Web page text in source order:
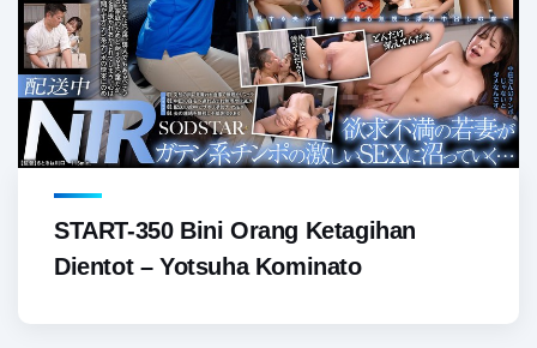
START-350 Bini Orang Ketagihan
Dientot – Yotsuha Kominato